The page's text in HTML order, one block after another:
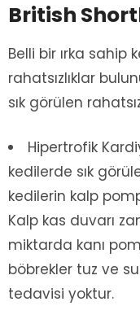
British
Belli bir ırka sahip
rahatsızlıklar
sık görülen
Hipertrofik
kedilerde sık
kedilerin kalp
Kalp kas duvarı
miktarda kanı
böbrekler tuz ve
tedavisi yoktur.